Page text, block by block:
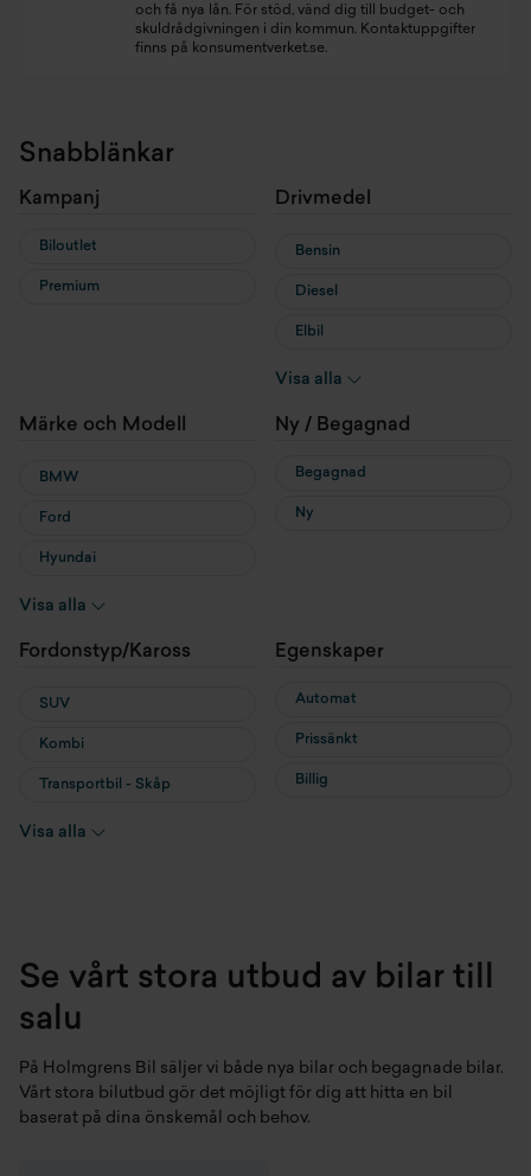
och få nya lån. För stöd, vänd dig till budget- och
skuldrådgivningen i din kommun. Kontaktuppgifter
finns på konsumentverket.se.
Snabblänkar
Kampanj
Biloutlet
Premium
Drivmedel
Bensin
Diesel
Elbil
Hybrid
Visa alla
Märke och Modell
BMW
Ford
Hyundai
MINI
Visa alla
Ny / Begagnad
Begagnad
Ny
Fordonstyp/Kaross
SUV
Kombi
Transportbil - Skåp
Transportbil - Flak
Visa alla
Egenskaper
Automat
Prissänkt
Billig
Se vårt stora utbud av bilar till
salu
På Holmgrens Bil säljer vi både nya bilar och begagnade bilar.
Vårt stora bilutbud gör det möjligt för dig att hitta en bil
baserat på dina önskemål och behov.